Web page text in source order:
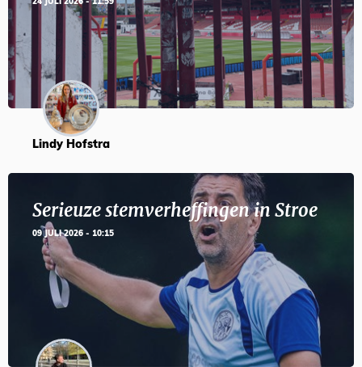
24 JULI 2026 - 11:59
Lindy Hofstra
Serieuze stemverheffingen in Stroe
09 JULI 2026 - 10:15